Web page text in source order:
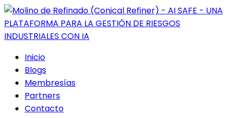
Inicio
Blogs
Membresías
Partners
Contacto